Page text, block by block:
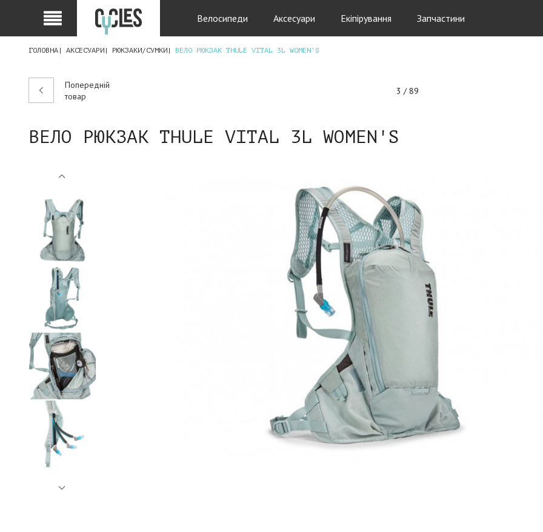
Велосипеди Аксесуари Екіпірування Запчастини
ГОЛОВНА АКСЕСУАРИ РЮКЗАКИ/СУМКИ ВЕЛО РЮКЗАК THULE VITAL 3L WOMEN'S
Попередній
товар
3 / 89
ВЕЛО РЮКЗАК THULE VITAL 3L WOMEN'S